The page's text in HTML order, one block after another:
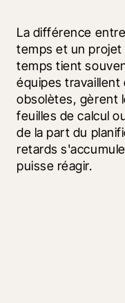
La différence
temps et un projet
temps tient
équipes travaillent
obsolètes, gèrent
feuilles de calcul
de la part du
retards
puisse réagir.